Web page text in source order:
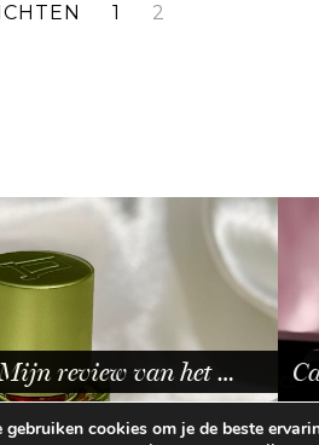
1 2
Trend Drop Glass …
gebruiken cookies om je de beste